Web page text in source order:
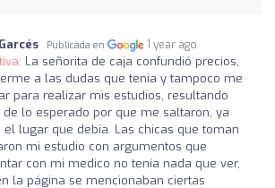
Publicada en 1 year ago
La señorita de caja confundió precios,
a las dudas que tenia y tampoco me
para realizar mis estudios, resultando
lo esperado por que me saltaron, ya
el lugar que debía. Las chicas que toman
mi estudio con argumentos que
con mi medico no tenía nada que ver,
la página se mencionaban ciertas